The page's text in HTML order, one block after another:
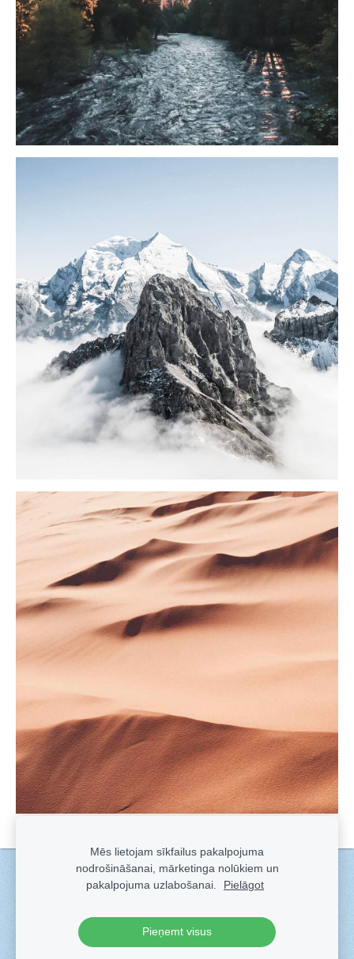
Sīkdatnes
Veidots arSadarbe- labo mājas lapu ģeneratoru.
Mēs lietojam sīkfailus pakalpojuma
nodrošināšanai, mārketinga nolūkiem un
pakalpojuma uzlabošanai.
Pielāgot
Pieņemt visus